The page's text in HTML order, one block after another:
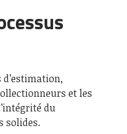
et les
du
solides.